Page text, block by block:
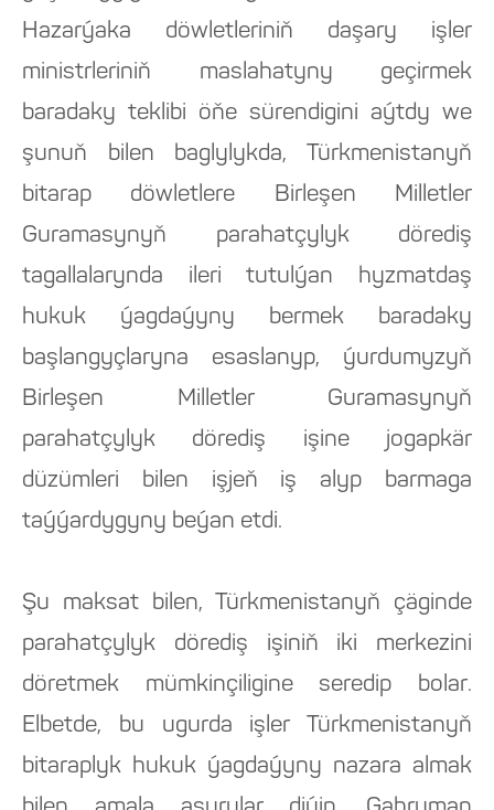
Hazarýaka döwletleriniň daşary işler
ministrleriniň maslahatyny geçirmek
baradaky teklibi öňe sürendigini aýtdy we
şunuň bilen baglylykda, Türkmenistanyň
bitarap döwletlere Birleşen Milletler
Guramasynyň parahatçylyk dörediş
tagallalarynda ileri tutulýan hyzmatdaş
hukuk ýagdaýyny bermek baradaky
başlangyçlaryna esaslanyp, ýurdumyzyň
Birleşen Milletler Guramasynyň
parahatçylyk dörediş işine jogapkär
düzümleri bilen işjeň iş alyp barmaga
taýýardygyny beýan etdi.
Şu maksat bilen, Türkmenistanyň çäginde
parahatçylyk dörediş işiniň iki merkezini
döretmek mümkinçiligine seredip bolar.
Elbetde, bu ugurda işler Türkmenistanyň
bitaraplyk hukuk ýagdaýyny nazara almak